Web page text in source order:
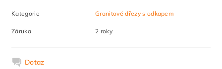
Kategorie Granitové dřezy s odkapem
Záruka 2 roky
Dotaz